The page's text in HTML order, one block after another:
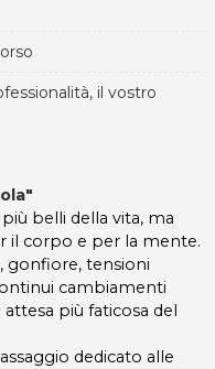
il vostro
belli della vita, ma
il corpo e per la mente.
gonfiore, tensioni
cambiamenti
più faticosa del
dedicato alle